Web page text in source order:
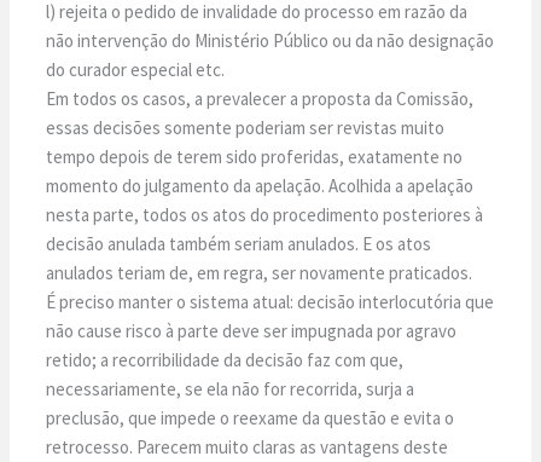
l) rejeita o pedido de invalidade do processo em razão da
não intervenção do Ministério Público ou da não designação
do curador especial etc.
Em todos os casos, a prevalecer a proposta da Comissão,
essas decisões somente poderiam ser revistas muito
tempo depois de terem sido proferidas, exatamente no
momento do julgamento da apelação. Acolhida a apelação
nesta parte, todos os atos do procedimento posteriores à
decisão anulada também seriam anulados. E os atos
anulados teriam de, em regra, ser novamente praticados.
É preciso manter o sistema atual: decisão interlocutória que
não cause risco à parte deve ser impugnada por agravo
retido; a recorribilidade da decisão faz com que,
necessariamente, se ela não for recorrida, surja a
preclusão, que impede o reexame da questão e evita o
retrocesso. Parecem muito claras as vantagens deste